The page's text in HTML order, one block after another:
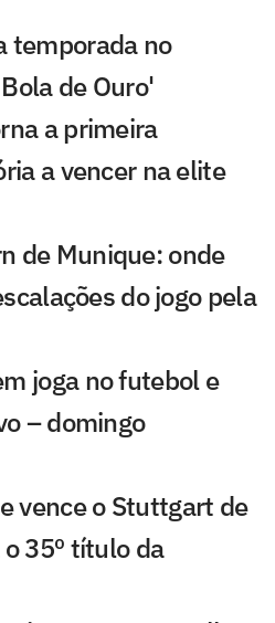
temporada no
de Ouro'
a primeira
a vencer na elite
de Munique: onde
do jogo pela
joga no futebol e
– domingo
vence o Stuttgart de
35º título da